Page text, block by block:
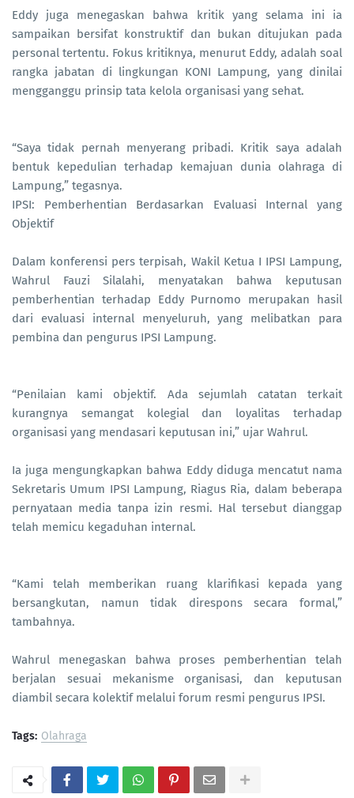
Eddy juga menegaskan bahwa kritik yang selama ini ia
sampaikan bersifat konstruktif dan bukan ditujukan pada
personal tertentu. Fokus kritiknya, menurut Eddy, adalah soal
rangka jabatan di lingkungan KONI Lampung, yang dinilai
mengganggu prinsip tata kelola organisasi yang sehat.
“Saya tidak pernah menyerang pribadi. Kritik saya adalah
bentuk kepedulian terhadap kemajuan dunia olahraga di
Lampung,” tegasnya.
IPSI: Pemberhentian Berdasarkan Evaluasi Internal yang
Objektif
Dalam konferensi pers terpisah, Wakil Ketua I IPSI Lampung,
Wahrul Fauzi Silalahi, menyatakan bahwa keputusan
pemberhentian terhadap Eddy Purnomo merupakan hasil
dari evaluasi internal menyeluruh, yang melibatkan para
pembina dan pengurus IPSI Lampung.
“Penilaian kami objektif. Ada sejumlah catatan terkait
kurangnya semangat kolegial dan loyalitas terhadap
organisasi yang mendasari keputusan ini,” ujar Wahrul.
Ia juga mengungkapkan bahwa Eddy diduga mencatut nama
Sekretaris Umum IPSI Lampung, Riagus Ria, dalam beberapa
pernyataan media tanpa izin resmi. Hal tersebut dianggap
telah memicu kegaduhan internal.
“Kami telah memberikan ruang klarifikasi kepada yang
bersangkutan, namun tidak direspons secara formal,”
tambahnya.
Wahrul menegaskan bahwa proses pemberhentian telah
berjalan sesuai mekanisme organisasi, dan keputusan
diambil secara kolektif melalui forum resmi pengurus IPSI.
Tags: Olahraga